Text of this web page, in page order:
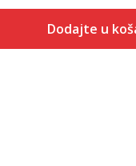
Dodajte u